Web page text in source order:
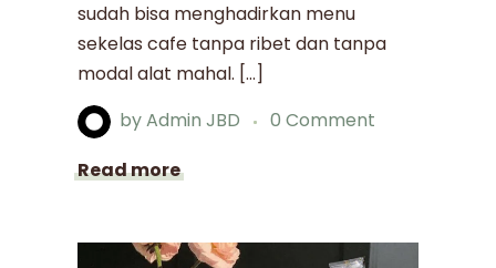
sudah bisa menghadirkan menu
sekelas cafe tanpa ribet dan tanpa
modal alat mahal. […]
byAdmin JBD
0 Comment
Read more